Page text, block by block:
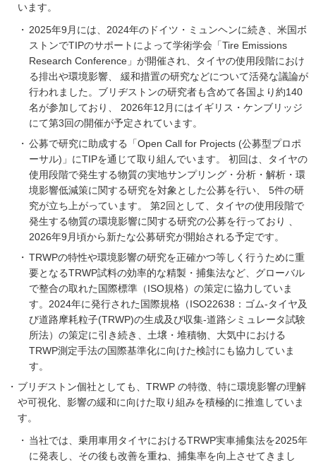
います。
2025年9月には、2024年のドイツ・ミュンヘンに続き、米国ボ
ストンでTIPのサポートによって学術学会「Tire Emissions
Research Conference」が開催され、タイヤの使用段階におけ
る排出や環境影響、 緩和措置の研究などについて活発な議論が
行われました。ブリヂストンの研究者も含めて各国より約140
名が参加しており、 2026年12月にはイギリス・ケンブリッジ
にて第3回の開催が予定されています。
公募で研究に助成する「Open Call for Projects (公募型プロポ
ーサル)」にTIPを通じて取り組んでいます。 初回は、タイヤの
使用段階で発生する物質の実地サンプリング・分析・解析・環
境影響低減策に関する研究を対象とした公募を行い、 5件の研
究が立ち上がっています。 第2回として、タイヤの使用段階で
発生する物質の環境影響に関する研究の公募を行っており 、
2026年9月頃から新たな公募研究が開始される予定です。
TRWPの特性や環境影響の研究を正確かつ等しく行うために重
要となるTRWP試料の効率的な精製・捕集法など、グローバル
で整合の取れた国際標準（ISO規格）の策定に協力していま
す。2024年に発行された国際規格（ISO22638：ゴム‐タイヤ及
び道路摩耗粒子(TRWP)の生成及び収集‐道路シミュレータ試験
所法）の策定に引き続き、土壌・堆積物、大気中における
TRWP測定手法の国際基準化に向けた検討にも協力していま
す。
ブリヂストン個社としても、TRWP の特徴、特に環境影響の理解
や可視化、影響の緩和に向けた取り組みを積極的に推進していま
す。
当社では、乗用車用タイヤにおけるTRWP実車捕集法を2025年
に発表し、その後も改善を重ね、捕集率を向上させてきまし